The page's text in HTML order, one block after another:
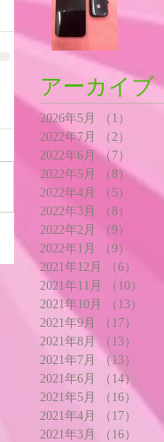
アーカイブ
2026年5月 （1）
2022年7月
（2）
2022年6月 （7）
2022年5月
（8）8件の
2022年4月
（5）
5件の
2022年3月
（8）
8件
2022年2月
（9）
2022年1月
（9）
2021年12月
（6）
2021年11月
（10）
2021年10月
（13）
2021年9月
（17）
2021年8月
（13）
2021年7月
（13）
2021年6月
（14）
2021年5月
（16） 16件
2021年4月
（17）
17
2021年3月
（16）
16